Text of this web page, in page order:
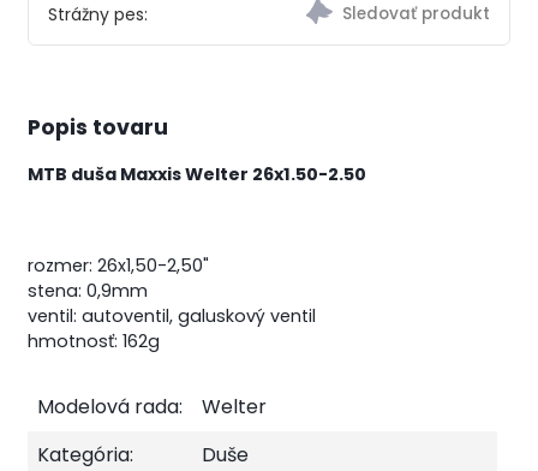
Strážny pes:
Popis tovaru
MTB duša Maxxis Welter 26x1.50-2.50
rozmer: 26x1,50-2,50"
stena: 0,9mm
ventil: autoventil, galuskový ventil
hmotnosť: 162g
Modelová rada:
Welter
Kategória:
Duše